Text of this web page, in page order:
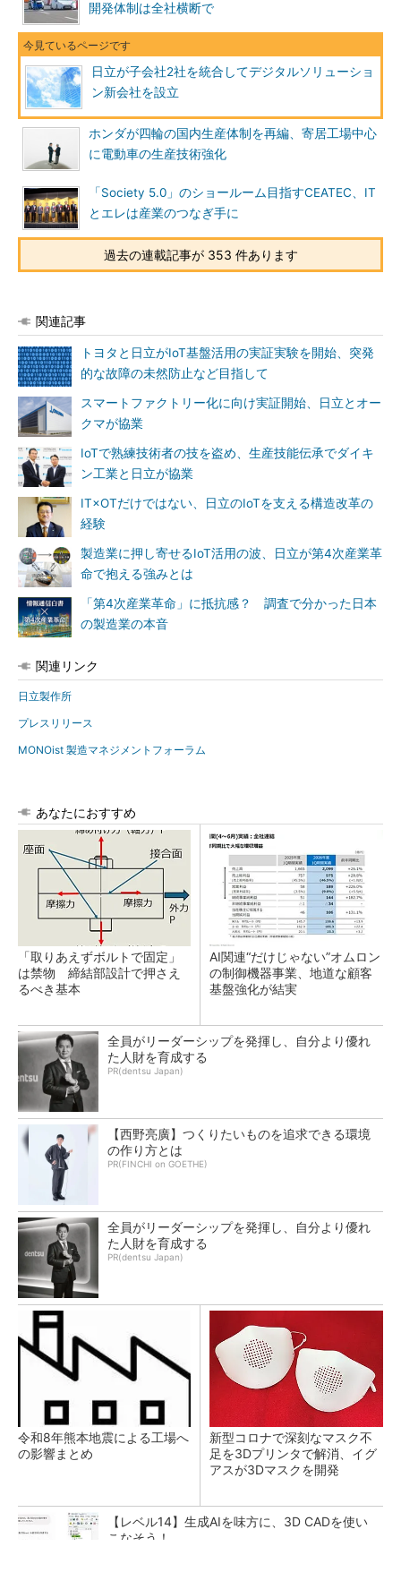
開発体制は全社横断で
日立が子会社2社を統合してデジタルソリューショ
ン新会社を設立
ホンダが四輪の国内生産体制を再編、寄居工場中心
に電動車の生産技術強化
「Society 5.0」のショールーム目指すCEATEC、IT
とエレは産業のつなぎ手に
過去の連載記事が 353 件あります
関連記事
トヨタと日立がIoT基盤活用の実証実験を開始、突発
的な故障の未然防止など目指して
スマートファクトリー化に向け実証開始、日立とオー
クマが協業
IoTで熟練技術者の技を盗め、生産技能伝承でダイキ
ン工業と日立が協業
IT×OTだけではない、日立のIoTを支える構造改革の
経験
製造業に押し寄せるIoT活用の波、日立が第4次産業革
命で抱える強みとは
「第4次産業革命」に抵抗感？ 調査で分かった日本
の製造業の本音
関連リンク
日立製作所
プレスリリース
MONOist 製造マネジメントフォーラム
あなたにおすすめ
「取りあえずボルトで固定」
は禁物 締結部設計で押さえ
るべき基本
AI関連“だけじゃない”オムロン
の制御機器事業、地道な顧客
基盤強化が結実
全員がリーダーシップを発揮し、自分より優れ
た人財を育成する
PR(dentsu Japan)
【西野亮廣】つくりたいものを追求できる環境
の作り方とは
PR(FINCHI on GOETHE)
全員がリーダーシップを発揮し、自分より優れ
た人財を育成する
PR(dentsu Japan)
令和8年熊本地震による工場へ
の影響まとめ
新型コロナで深刻なマスク不
足を3Dプリンタで解消、イグ
アスが3Dマスクを開発
【レベル14】生成AIを味方に、3D CADを使い
こなそう！